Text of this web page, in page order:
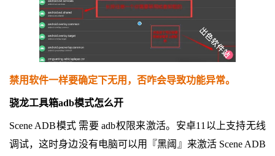
禁用软件一样要确定下无用，否咋会导致功能异常。
骁龙工具箱adb模式怎么开
Scene ADB模式 需要 adb权限来激活。安卓11以上支持无线
调试，这时身边没有电脑可以用『黑阈』来激活 Scene ADB